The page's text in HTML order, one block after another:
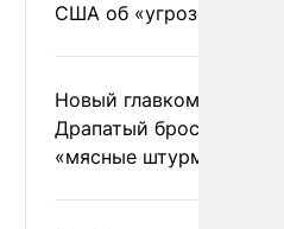
США об «угрозе
Новый главком ВСУ
Драпатый бросил
«мясные штурмы»